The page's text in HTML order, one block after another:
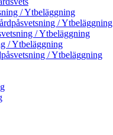
/ Ytbeläggning
/ Ytbeläggning
/ Ytbeläggning
/ Ytbeläggning
/ Ytbeläggning